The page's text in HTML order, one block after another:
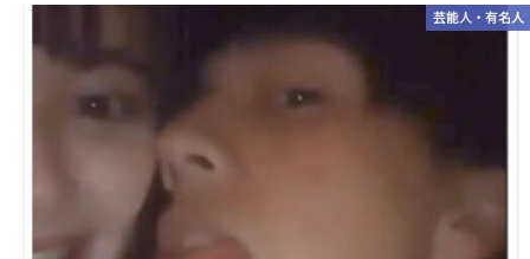
芸能人・有名人